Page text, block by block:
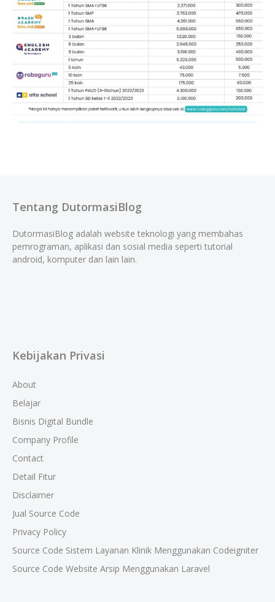
Tentang DutormasiBlog
DutormasiBlog adalah website teknologi yang membahas
pemrograman, aplikasi dan sosial media seperti tutorial
android, komputer dan lain lain.
Kebijakan Privasi
About
Belajar
Bisnis Digital Bundle
Company Profile
Contact
Detail Fitur
Disclaimer
Jual Source Code
Privacy Policy
Source Code Sistem Layanan Klinik Menggunakan Codeigniter
Source Code Website Arsip Menggunakan Laravel